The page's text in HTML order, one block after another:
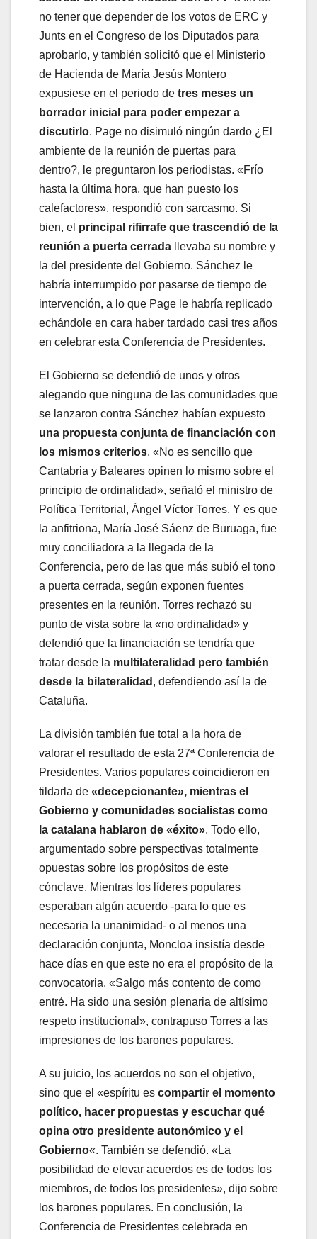
no tener que depender de los votos de ERC y
Junts en el Congreso de los Diputados para
aprobarlo, y también solicitó que el Ministerio
de Hacienda de María Jesús Montero
expusiese en el periodo de tres meses un
borrador inicial para poder empezar a
discutirlo. Page no disimuló ningún dardo ¿El
ambiente de la reunión de puertas para
dentro?, le preguntaron los periodistas. «Frío
hasta la última hora, que han puesto los
calefactores», respondió con sarcasmo. Si
bien, el principal rifirrafe que trascendió de la
reunión a puerta cerrada llevaba su nombre y
la del presidente del Gobierno. Sánchez le
habría interrumpido por pasarse de tiempo de
intervención, a lo que Page le habría replicado
echándole en cara haber tardado casi tres años
en celebrar esta Conferencia de Presidentes.
El Gobierno se defendió de unos y otros
alegando que ninguna de las comunidades que
se lanzaron contra Sánchez habían expuesto
una propuesta conjunta de financiación con
los mismos criterios. «No es sencillo que
Cantabria y Baleares opinen lo mismo sobre el
principio de ordinalidad», señaló el ministro de
Política Territorial, Ángel Víctor Torres. Y es que
la anfitriona, María José Sáenz de Buruaga, fue
muy conciliadora a la llegada de la
Conferencia, pero de las que más subió el tono
a puerta cerrada, según exponen fuentes
presentes en la reunión. Torres rechazó su
punto de vista sobre la «no ordinalidad» y
defendió que la financiación se tendría que
tratar desde la multilateralidad pero también
desde la bilateralidad , defendiendo así la de
Cataluña.
La división también fue total a la hora de
valorar el resultado de esta 27ª Conferencia de
Presidentes. Varios populares coincidieron en
tildarla de «decepcionante», mientras el
Gobierno y comunidades socialistas como
la catalana hablaron de «éxito». Todo ello,
argumentado sobre perspectivas totalmente
opuestas sobre los propósitos de este
cónclave. Mientras los líderes populares
esperaban algún acuerdo -para lo que es
necesaria la unanimidad- o al menos una
declaración conjunta, Moncloa insistía desde
hace días en que este no era el propósito de la
convocatoria. «Salgo más contento de como
entré. Ha sido una sesión plenaria de altísimo
respeto institucional», contrapuso Torres a las
impresiones de los barones populares.
A su juicio, los acuerdos no son el objetivo,
sino que el «espíritu es compartir el momento
político, hacer propuestas y escuchar qué
opina otro presidente autonómico y el
Gobierno«. También se defendió. «La
posibilidad de elevar acuerdos es de todos los
miembros, de todos los presidentes», dijo sobre
los barones populares. En conclusión, la
Conferencia de Presidentes celebrada en